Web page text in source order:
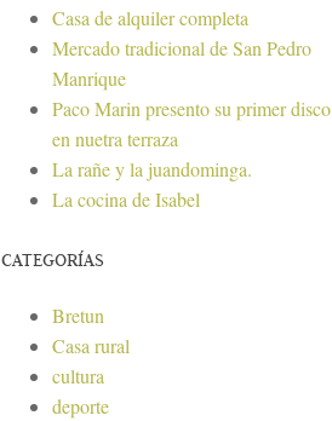
Casa de alquiler completa
Mercado tradicional de San Pedro
Manrique
Paco Marin presento su primer disco
en nuetra terraza
La rañe y la juandominga.
La cocina de Isabel
CATEGORÍAS
Bretun
Casa rural
cultura
deporte